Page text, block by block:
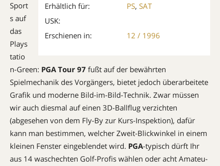
Erhältlich für:
PS, SAT
USK:
Erschienen in:
12 / 1996
Sport
s auf
das
Plays
tatio
n-Green: PGA Tour 97 fußt auf der bewährten
Spielmechanik des Vorgängers, bietet jedoch überarbeitete
Grafik und moderne Bild-im-Bild-Technik. Zwar müssen
wir auch diesmal auf einen 3D-Ballflug verzichten
(abgesehen von dem Fly-By zur Kurs-Inspektion), dafür
kann man bestimmen, welcher Zweit-Blickwinkel in einem
kleinen Fenster eingeblendet wird. PGA-typisch dürft Ihr
aus 14 waschechten Golf-Profis wählen oder acht Amateu­